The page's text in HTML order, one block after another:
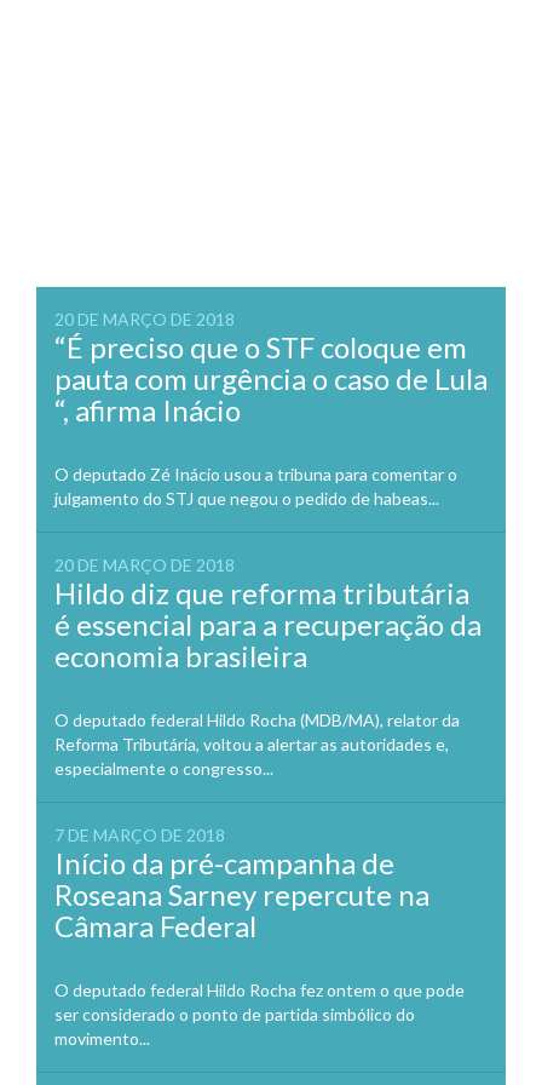
20 DE MARÇO DE 2018
“É preciso que o STF coloque em
pauta com urgência o caso de Lula
“, afirma Inácio
O deputado Zé Inácio usou a tribuna para comentar o
julgamento do STJ que negou o pedido de habeas...
20 DE MARÇO DE 2018
Hildo diz que reforma tributária
é essencial para a recuperação da
economia brasileira
O deputado federal Hildo Rocha (MDB/MA), relator da
Reforma Tributária, voltou a alertar as autoridades e,
especialmente o congresso...
7 DE MARÇO DE 2018
Início da pré-campanha de
Roseana Sarney repercute na
Câmara Federal
O deputado federal Hildo Rocha fez ontem o que pode
ser considerado o ponto de partida simbólico do
movimento...